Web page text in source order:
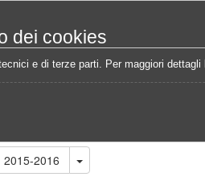
dei cookies
e di terze parti. Per maggiori dettagli
Inghilterra - Premier League
2015-2016